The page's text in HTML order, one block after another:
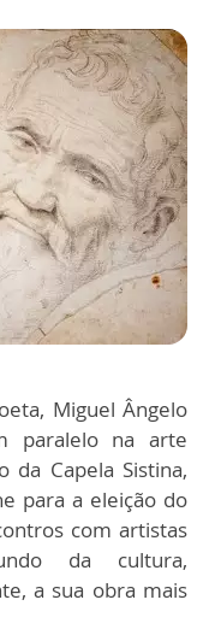
Miguel Ângelo
paralelo na arte
da Capela Sistina,
para a eleição do
com artistas
da cultura,
a sua obra mais